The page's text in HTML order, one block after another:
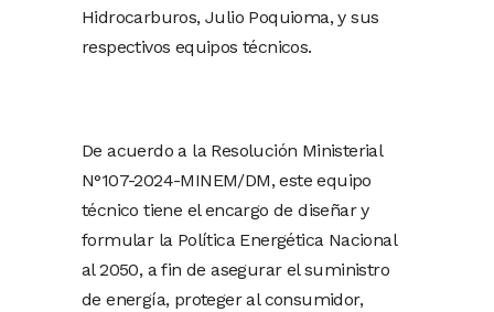
Hidrocarburos, Julio Poquioma, y sus
respectivos equipos técnicos.
De acuerdo a la Resolución Ministerial
N°107-2024-MINEM/DM, este equipo
técnico tiene el encargo de diseñar y
formular la Política Energética Nacional
al 2050, a fin de asegurar el suministro
de energía, proteger al consumidor,